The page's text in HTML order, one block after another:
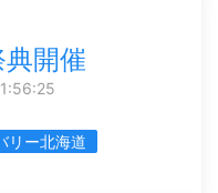
開催
リー北海道